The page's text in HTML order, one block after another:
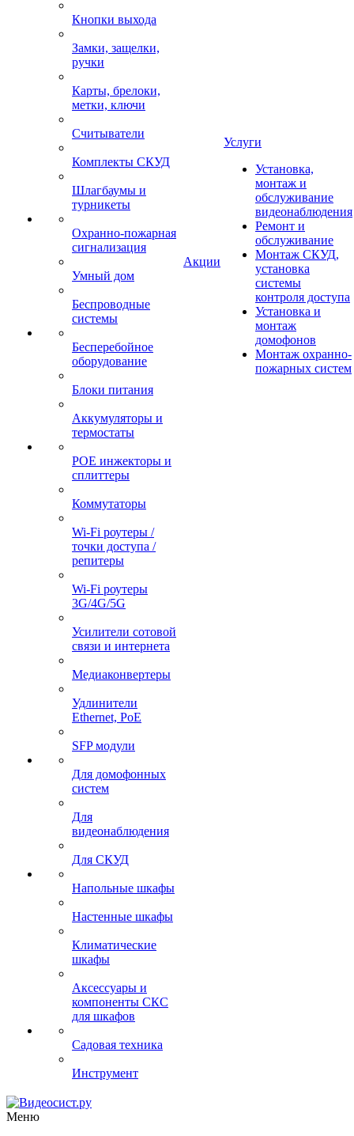
Кнопки выхода
Замки, защелки,
ручки
Карты, брелоки,
метки, ключи
Считыватели
Комплекты СКУД
Шлагбаумы и
турникеты
Охранно-пожарная
сигнализация
Умный дом
Беспроводные
системы
Бесперебойное
оборудование
Блоки питания
Аккумуляторы и
термостаты
POE инжекторы и
сплиттеры
Коммутаторы
Wi-Fi роутеры /
точки доступа /
репитеры
Wi-Fi роутеры
3G/4G/5G
Усилители сотовой
связи и интернета
Медиаконвертеры
Удлинители
Ethernet, PoE
SFP модули
Для домофонных
систем
Для
видеонаблюдения
Для СКУД
Напольные шкафы
Настенные шкафы
Климатические
шкафы
Аксессуары и
компоненты СКС
для шкафов
Садовая техника
Инструмент
Акции
Услуги
Установка,
монтаж и
обслуживание
видеонаблюдения
Ремонт и
обслуживание
Монтаж СКУД,
установка
системы
контроля доступа
Установка и
монтаж
домофонов
Монтаж охранно-
пожарных систем
Меню